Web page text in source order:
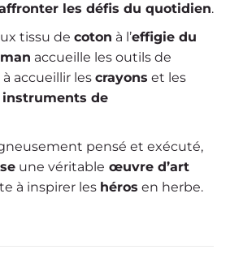
les défis du quotidien.
tissu de coton à l’effigie du
accueille les outils de
accueillir les crayons et les
instruments de
pensé et exécuté,
une véritable œuvre d’art
à inspirer les héros en herbe.